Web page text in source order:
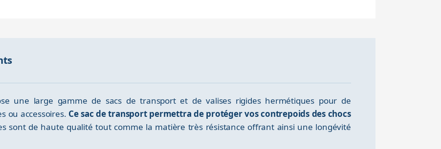
une large gamme de sacs de transport et de valises rigides hermétiques pour de
ou accessoires. Ce sac de transport permettra de protéger vos contrepoids des chocs
sont de haute qualité tout comme la matière très résistance offrant ainsi une longévité